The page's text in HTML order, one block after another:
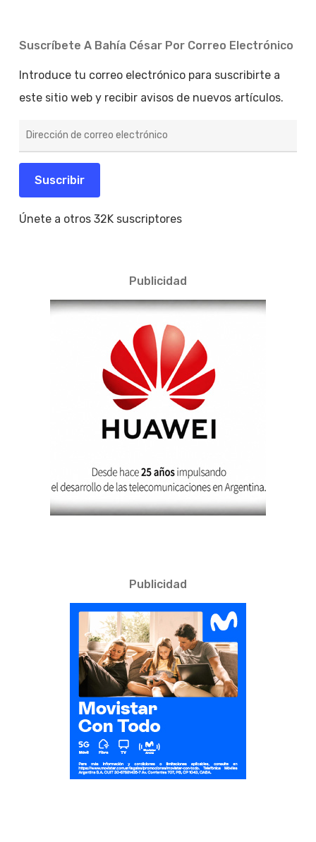
Suscríbete A Bahía César Por Correo Electrónico
Introduce tu correo electrónico para suscribirte a
este sitio web y recibir avisos de nuevos artículos.
de
electrónico
Suscribir
Únete a otros 32K suscriptores
Publicidad
Publicidad